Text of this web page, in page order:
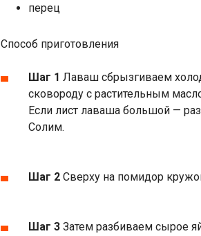
перец
Способ приготовления
Шаг 1 Лаваш сбрызгиваем
сковороду с растительным
Если лист лаваша большой —
Солим.
Шаг 2 Сверху на помидор
Шаг 3 Затем разбиваем сырое